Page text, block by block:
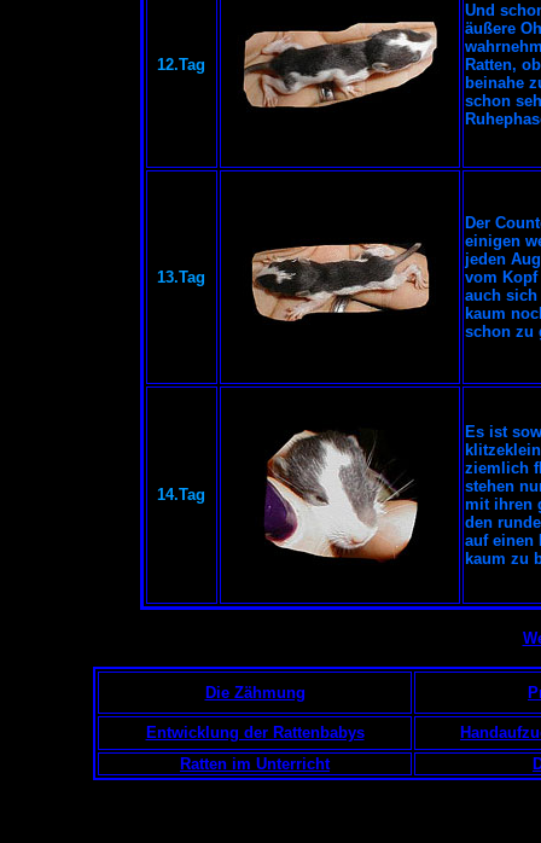
12.Tag
Und
äußere
Ratten,
beinahe
schon
13.Tag
Der
einigen
jeden
vom
auch sich
kaum
schon zu
14.Tag
Es ist
ziemlich
stehen
mit ihren
den
auf einen
kaum zu
Die Zähmung
Entwicklung der Rattenbabys
Ratten im Unterricht